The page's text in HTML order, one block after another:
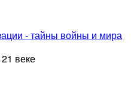
- тайны войны и мира
веке